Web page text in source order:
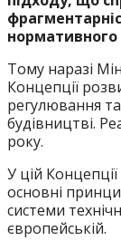
нормативного
Тому наразі
Концепції
регулювання
будівництві.
року.
У цій
основні
системи
європейській.